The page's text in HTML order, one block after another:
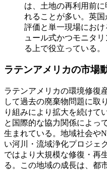
は、土地の再利用前
れることが多い。英
評価と単一現場にお
ュール式かつモニタ
る上で役立っている。
ラテンアメリカの市場
ラテンアメリカの環境修復
して過去の廃棄物問題に取
り組みにより拡大を続けて
と国際的な協力関係によっ
生まれている。地域社会や
い河川・流域浄化プロジェ
ではより大規模な修復・再
る。この地域の成長は、都